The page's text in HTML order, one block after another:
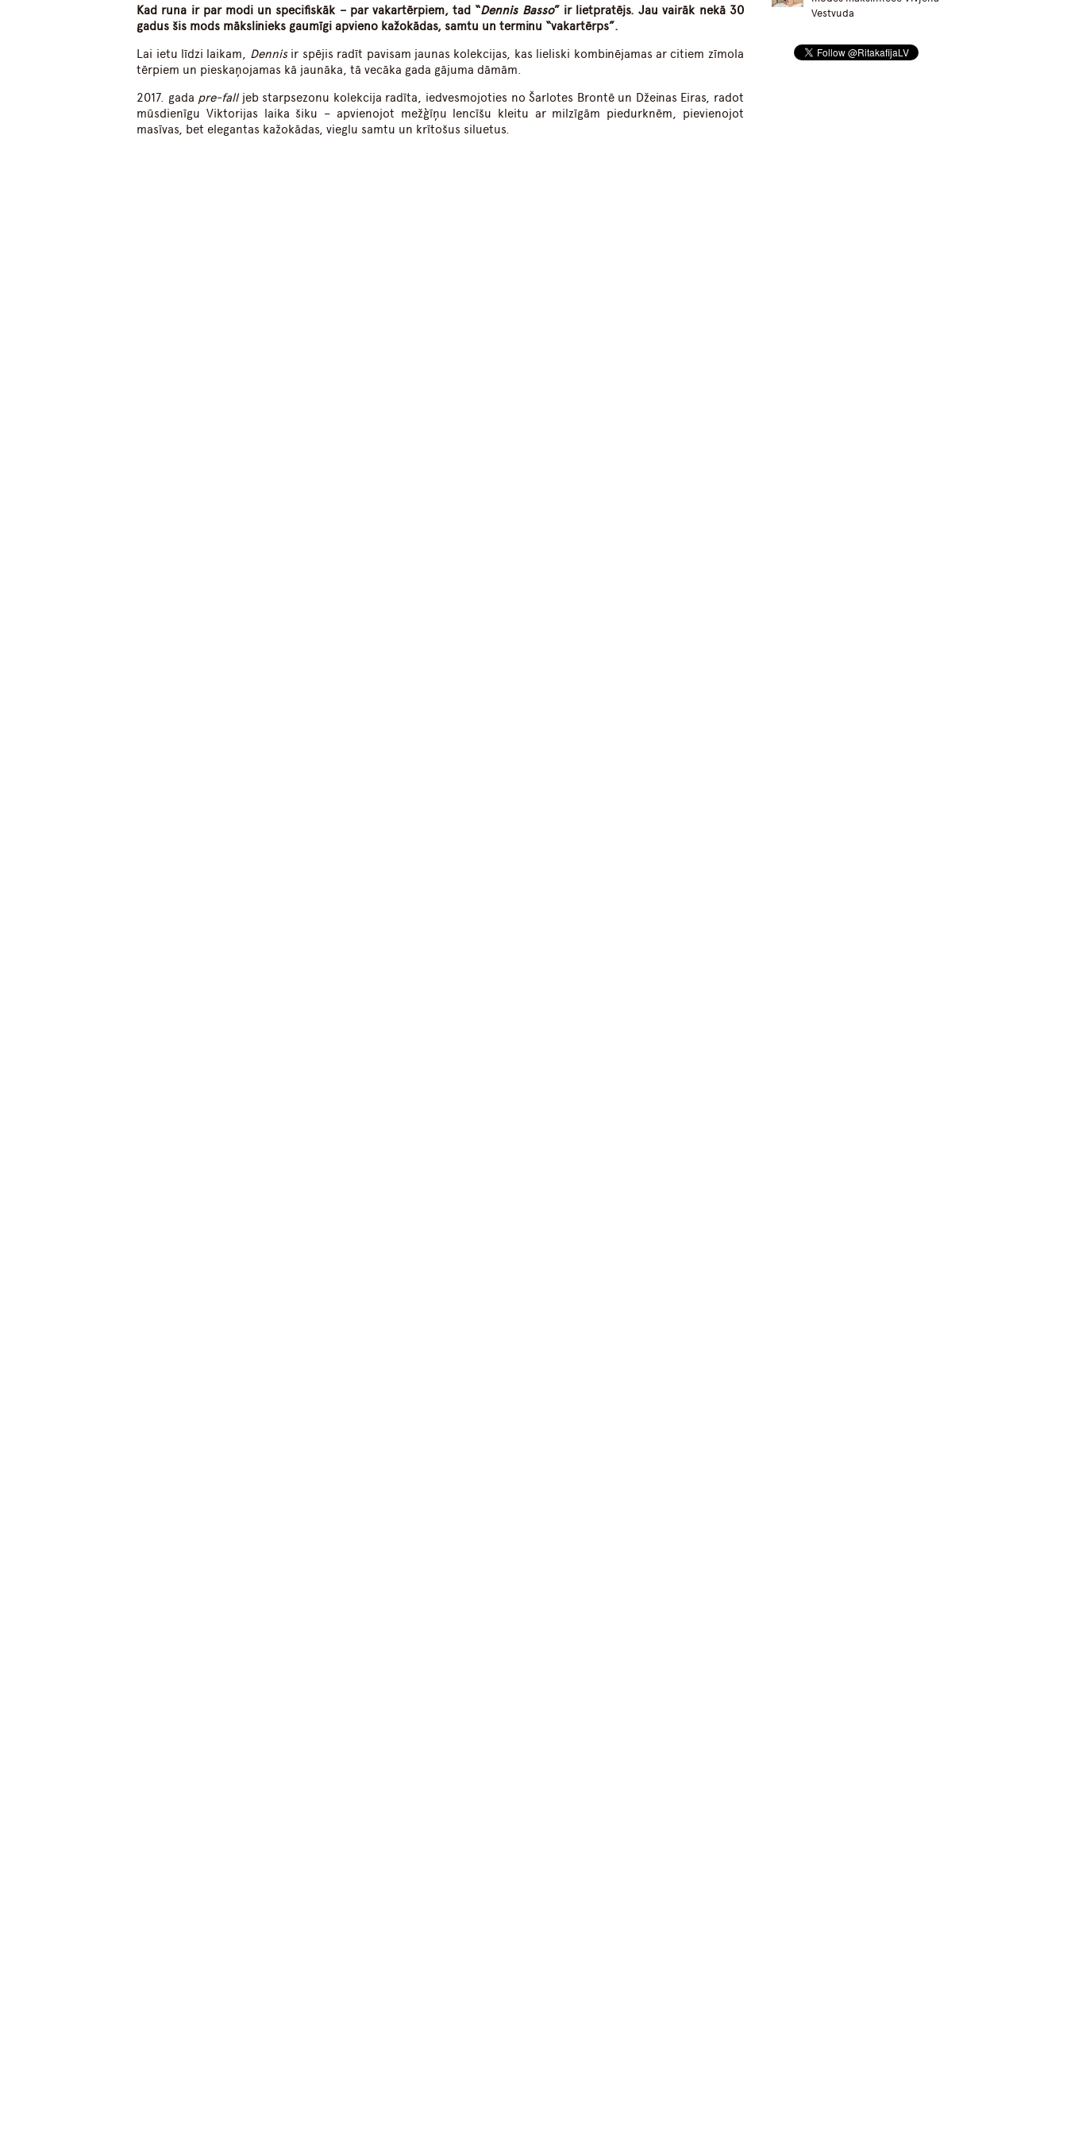
Kad runa ir par modi un specifiskāk – par vakartērpiem, tad “Dennis Basso” ir lietpratējs. Jau vairāk nekā 30
gadus šis mods mākslinieks gaumīgi apvieno kažokādas, samtu un terminu “vakartērps”.
Lai ietu līdzi laikam, Dennisir spējis radīt pavisam jaunas kolekcijas, kas lieliski kombinējamas ar citiem zīmola
tērpiem un pieskaņojamas kā jaunāka, tā vecāka gada gājuma dāmām.
2017. gada pre-falljeb starpsezonu kolekcija radīta, iedvesmojoties no Šarlotes Brontē un Džeinas Eiras, radot
mūsdienīgu Viktorijas laika šiku – apvienojot mežģīņu lencīšu kleitu ar milzīgām piedurknēm, pievienojot
masīvas, bet elegantas kažokādas, vieglu samtu un krītošus siluetus.
Vestvuda